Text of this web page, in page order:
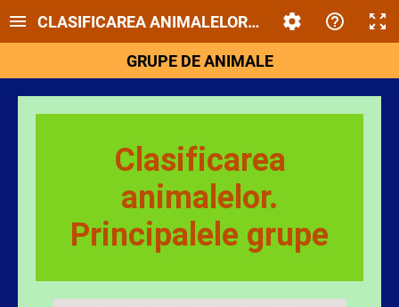
CLASIFICAREA ANIMALELOR. PRINCIPALELE
GRUPE DE ANIMALE
Clasificarea
animalelor.
Principalele grupe